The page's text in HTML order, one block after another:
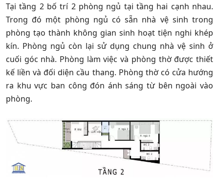
Tại tầng 2 bố trí 2 phòng ngủ tại tầng hai cạnh nhau.
Trong đó một phòng ngủ có sẵn nhà vệ sinh trong
phòng tạo thành không gian sinh hoạt tiện nghi khép
kín. Phòng ngủ còn lại sử dụng chung nhà vệ sinh ở
cuối góc nhà. Phòng làm việc và phòng thờ được thiết
kế liền và đối diện cầu thang. Phòng thờ có cửa hướng
ra khu vực ban công đón ánh sáng từ bên ngoài vào
phòng.